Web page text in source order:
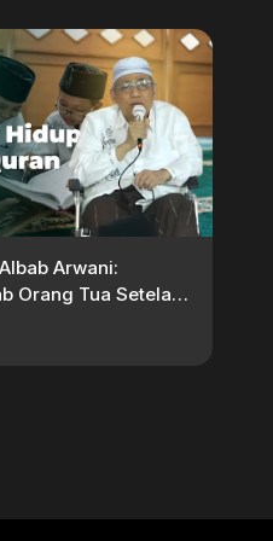
Arwani:
Orang Tua Setelah
[Full Ceramah]